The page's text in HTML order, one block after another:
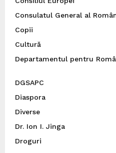
Consulatul General al
Copii
Cultură
Departamentul pentru
DGSAPC
Diaspora
Diverse
Dr. Ion I. Jinga
Droguri